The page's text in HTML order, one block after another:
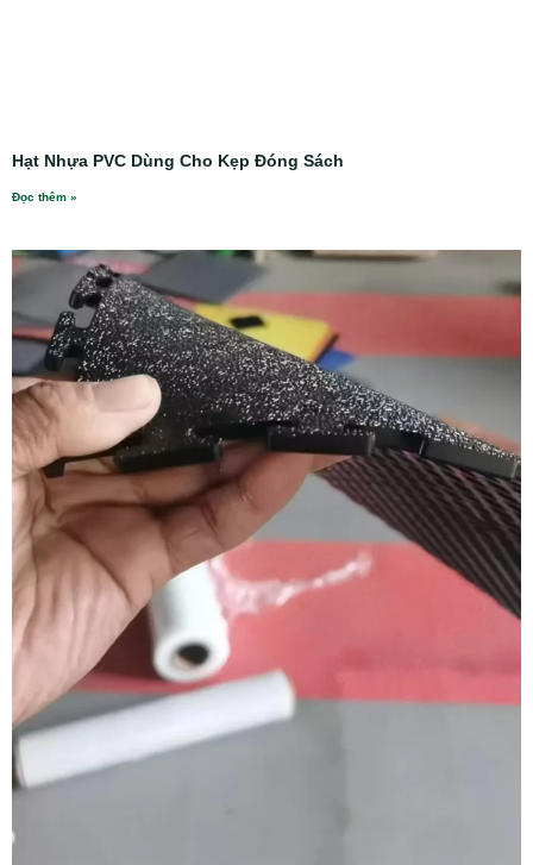
Hạt Nhựa PVC Dùng Cho Kẹp Đóng Sách
Đọc thêm »